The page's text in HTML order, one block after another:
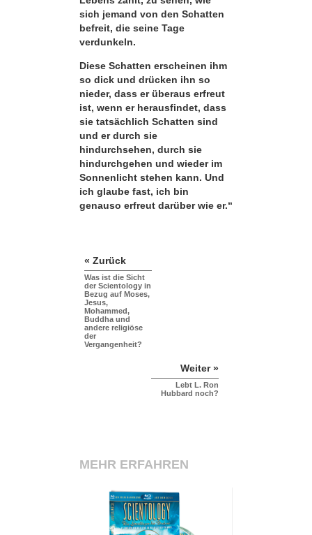
sich jemand von den Schatten
befreit, die seine Tage
verdunkeln.
Diese Schatten erscheinen ihm
so dick und drücken ihn so
nieder, dass er überaus erfreut
ist, wenn er herausfindet, dass
sie tatsächlich Schatten sind
und er durch sie
hindurchsehen, durch sie
hindurchgehen und wieder im
Sonnenlicht stehen kann. Und
ich glaube fast, ich bin
genauso erfreut darüber wie er.“
« Zurück
Was ist die Sicht
der Scientology in
Bezug auf Moses,
Jesus,
Mohammed,
Buddha und
andere religiöse
der
Vergangenheit?
Weiter »
Lebt L. Ron
Hubbard noch?
MEHR ERFAHREN